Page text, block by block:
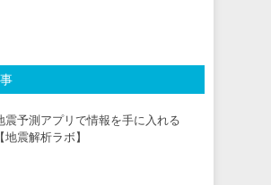
震予測アプリで情報を手に入れる
【地震解析ラボ】